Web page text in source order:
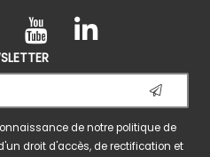
de notrepolitique de
droit d'accès, de rectification et